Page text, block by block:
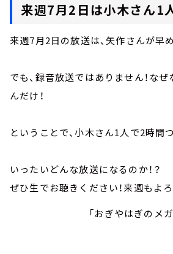
来週7月2日は小木さん1人
来週7月2日の放送は、矢作さんが早
でも、録音放送ではありません！なぜ
んだけ！
ということで、小木さん1人で2時間
いったいどんな放送になるのか！？
ぜひ生でお聴きください！来週もよろ
「おぎやはぎのメ